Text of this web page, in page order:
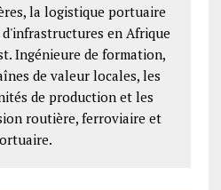
la logistique portuaire
en Afrique
Ingénieure de formation,
de valeur locales, les
de production et les
routière, ferroviaire et